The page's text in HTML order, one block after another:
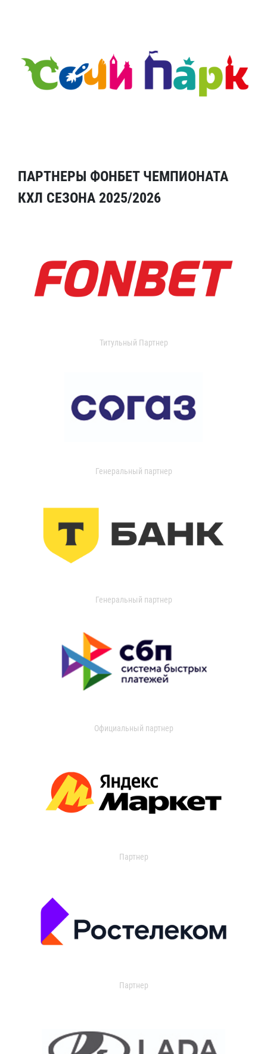
ПАРТНЕРЫ ФОНБЕТ ЧЕМПИОНАТА
КХЛ СЕЗОНА 2025/2026
Титульный Партнер
Генеральный партнер
Генеральный партнер
Официальный партнер
Партнер
Партнер